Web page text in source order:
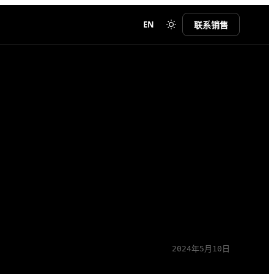
EN 联系销售
2024年5月10日